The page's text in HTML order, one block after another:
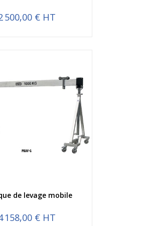
500,00 € HT
Aperçu rapide
de levage mobile
158,00 € HT